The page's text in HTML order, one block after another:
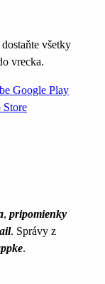
všetky
vrecka.
, pripomienky
. Správy z
.